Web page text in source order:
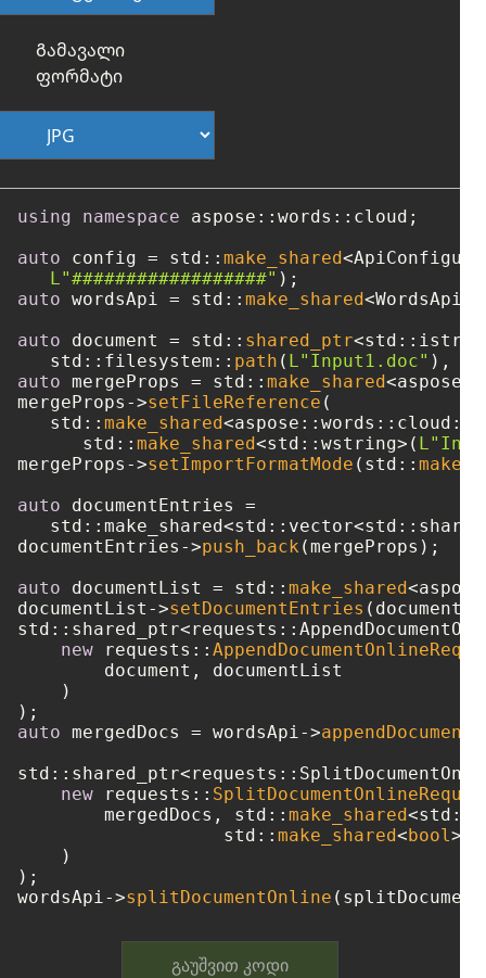
Გამავალი
ფორმატი
using namespace aspose::words::cloud;
auto config = std:: make_shared
L"##################"
auto wordsApi = std:: make_shared
auto document = std:: shared_ptr
   std::filesystem::
path ( L"Input1.doc"
auto mergeProps = std:: make_shared
mergeProps->setFileReference (
   std::
make_shared
      std::
make_shared<std::wstring>(
mergeProps->setImportFormatMode (std::
auto documentEntries =
documentEntries->push_back (mergeProps);
auto documentList = std:: make_shared
documentList->setDocumentEntries
new requests::
        document, documentList
    )
auto mergedDocs = wordsApi->
new requests::
        mergedDocs, std::
make_shared
		   std::
make_shared<bool>(
    )
);
wordsApi->splitDocumentOnline
გაუშვით კოდი